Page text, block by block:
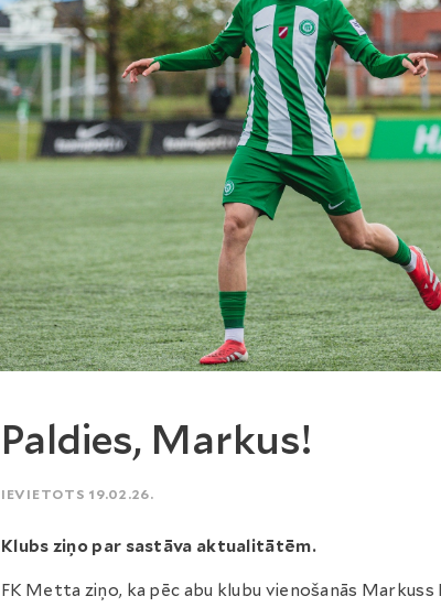
Paldies, Markus!
IEVIETOTS 19.02.26.
Klubs ziņo par sastāva aktualitātēm.
FK Metta ziņo, ka pēc abu klubu vienošanās Markuss